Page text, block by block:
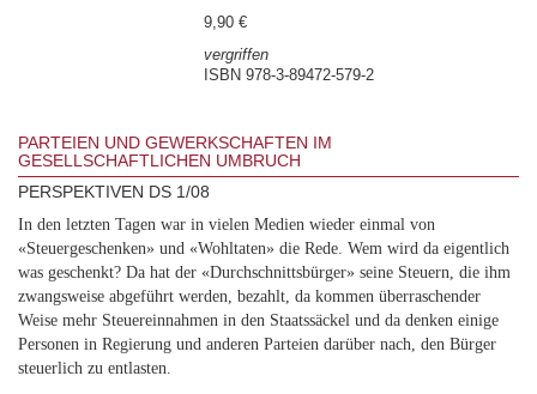
9,90 €
vergriffen
ISBN 978-3-89472-579-2
PARTEIEN UND GEWERKSCHAFTEN IM
GESELLSCHAFTLICHEN UMBRUCH
PERSPEKTIVEN DS 1/08
In den letzten Tagen war in vielen Medien wieder einmal von
«Steuergeschenken» und «Wohltaten» die Rede. Wem wird da eigentlich
was geschenkt? Da hat der «Durchschnittsbürger» seine Steuern, die ihm
zwangsweise abgeführt werden, bezahlt, da kommen überraschender
Weise mehr Steuereinnahmen in den Staatssäckel und da denken einige
Personen in Regierung und anderen Parteien darüber nach, den Bürger
steuerlich zu entlasten.